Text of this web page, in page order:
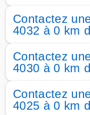
Contactez
4032 à 0 km
Contactez
4030 à 0 km
Contactez
4025 à 0 km